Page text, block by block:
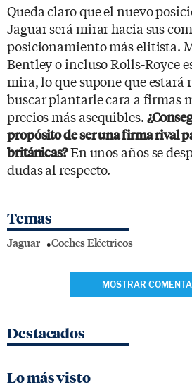
Queda claro que el nuevo
Jaguar será mirar hacia sus
posicionamiento más elitista.
Bentley o incluso Rolls-Royce
mira, lo que supone que estará
buscar plantarle cara a firmas
precios más asequibles.
propósito de ser una firma rival
británicas?En unos años se
dudas al respecto.
Temas
Jaguar Coches Eléctricos
MOSTRAR
Destacados
Lo más visto